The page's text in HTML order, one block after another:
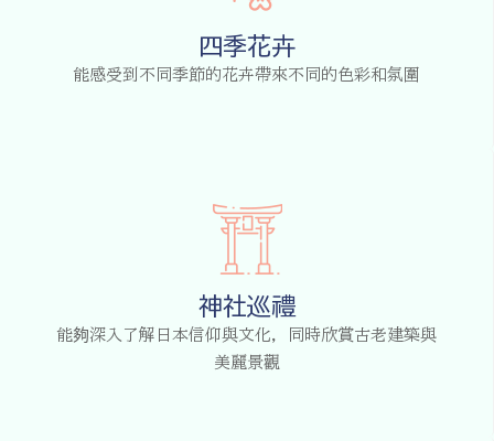
四季花卉
能感受到不同季節的花卉帶來不同的色彩和氛圍
神社巡禮
能夠深入了解日本信仰與文化，同時欣賞古老建築與
美麗景觀